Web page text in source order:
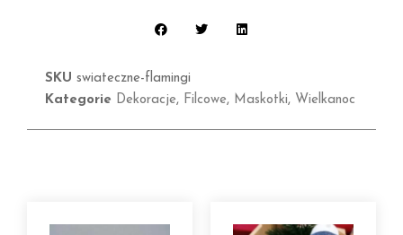
SKU swiateczne-flamingi
Kategorie Dekoracje, Filcowe, Maskotki, Wielkanoc